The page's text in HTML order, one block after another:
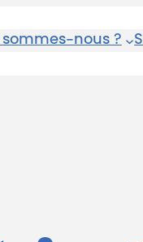
sommes-nous ?